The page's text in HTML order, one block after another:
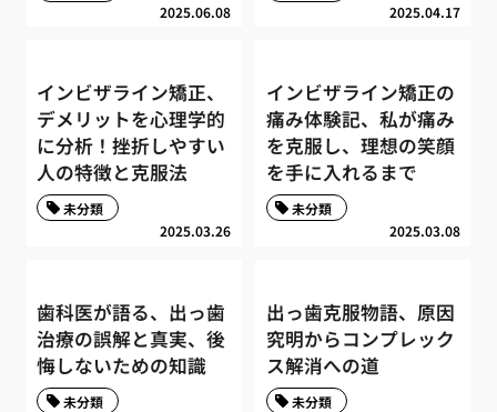
2025.06.08 2025.04.17
インビザライン矯正、
デメリットを心理学的
に分析！挫折しやすい
人の特徴と克服法
2025.03.26
未分類
インビザライン矯正の
痛み体験記、私が痛み
を克服し、理想の笑顔
を手に入れるまで
2025.03.08
未分類
歯科医が語る、出っ歯
治療の誤解と真実、後
悔しないための知識
未分類
出っ歯克服物語、原因
究明からコンプレック
ス解消への道
未分類